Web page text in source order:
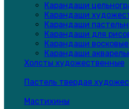
Карандаши
Карандаши
Карандаши
Карандаши для
Карандаши
Карандаши
Холсты художественные
Пастель твердая
Мастихины